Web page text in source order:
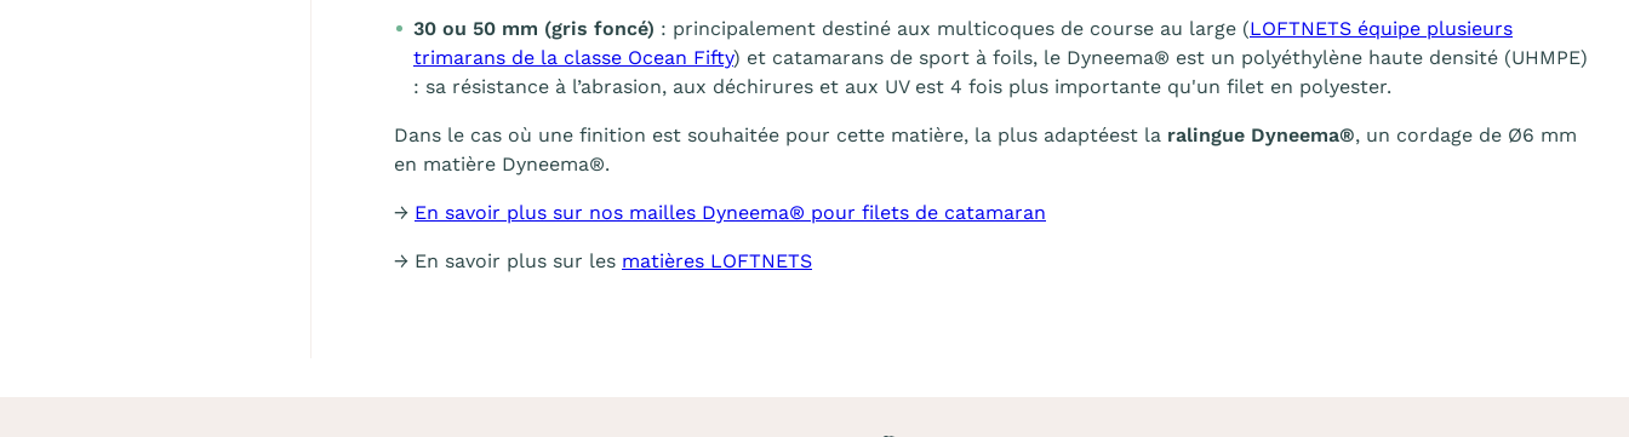
30 ou 50 mm (gris foncé) : principalement destiné aux multicoques de course au large (LOFTNETS équipe plusieurs
trimarans de la classe Ocean Fifty) et catamarans de sport à foils, le Dyneema® est un polyéthylène haute densité (UHMPE)
: sa résistance à l’abrasion, aux déchirures et aux UV est 4 fois plus importante qu'un filet en polyester.
Dans le cas où une finition est souhaitée pour cette matière, la plus adaptéest la ralingue Dyneema®, un cordage de Ø6 mm
en matière Dyneema®.
→ En savoir plus sur nos mailles Dyneema® pour filets de catamaran
→ En savoir plus sur les matières LOFTNETS